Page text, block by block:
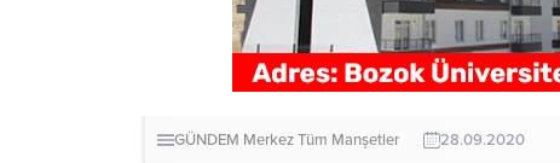
GÜNDEM MerkezTüm Manşetler 28.09.2020